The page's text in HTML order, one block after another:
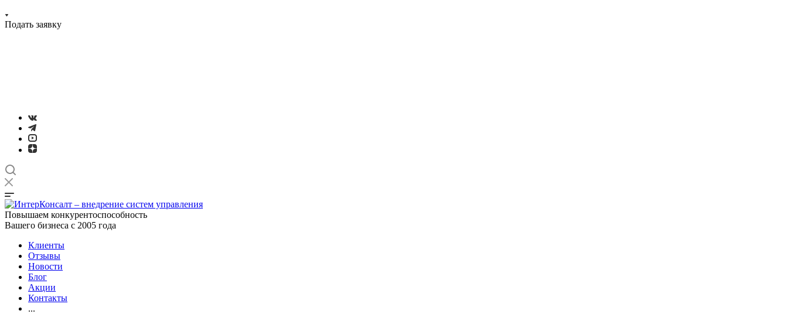
Подать заявку
Повышаем конкурентоспособность
Вашего бизнеса с 2005 года
Клиенты
Отзывы
Новости
Блог
Акции
Контакты
...